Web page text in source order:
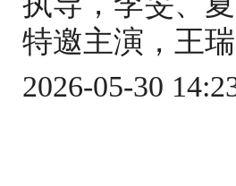
特邀主演，王
2026-05-30